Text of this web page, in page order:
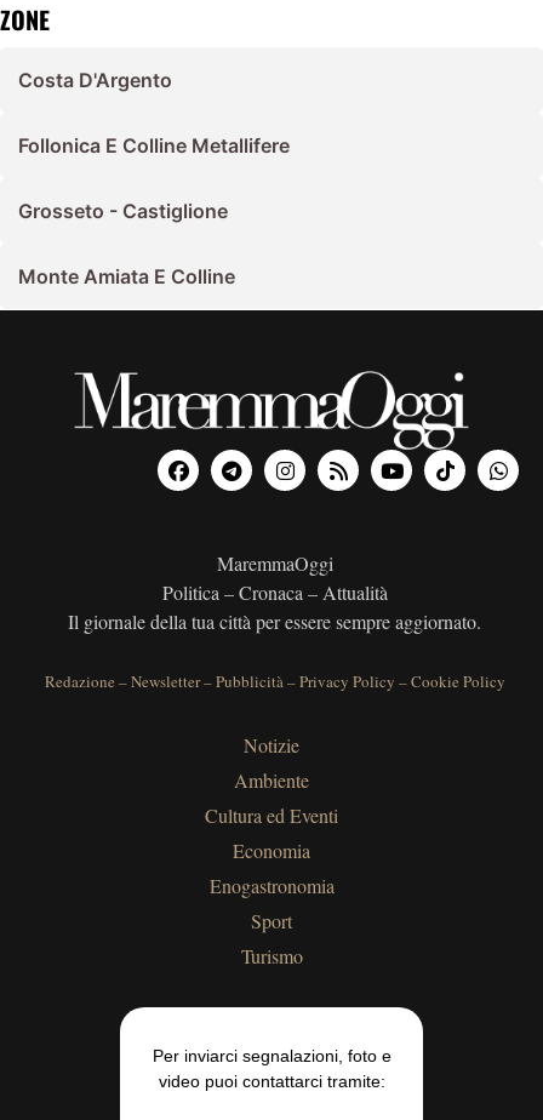
ZONE
Costa D'Argento
Follonica E Colline Metallifere
Grosseto - Castiglione
Monte Amiata E Colline
MaremmaOggi
Politica – Cronaca – Attualità
Il giornale della tua città per essere sempre aggiornato.
Redazione –Newsletter–Pubblicità–Privacy Policy –Cookie Policy
Notizie
Ambiente
Cultura ed Eventi
Economia
Enogastronomia
Sport
Turismo
Per inviarci segnalazioni, foto e
video puoi contattarci tramite: